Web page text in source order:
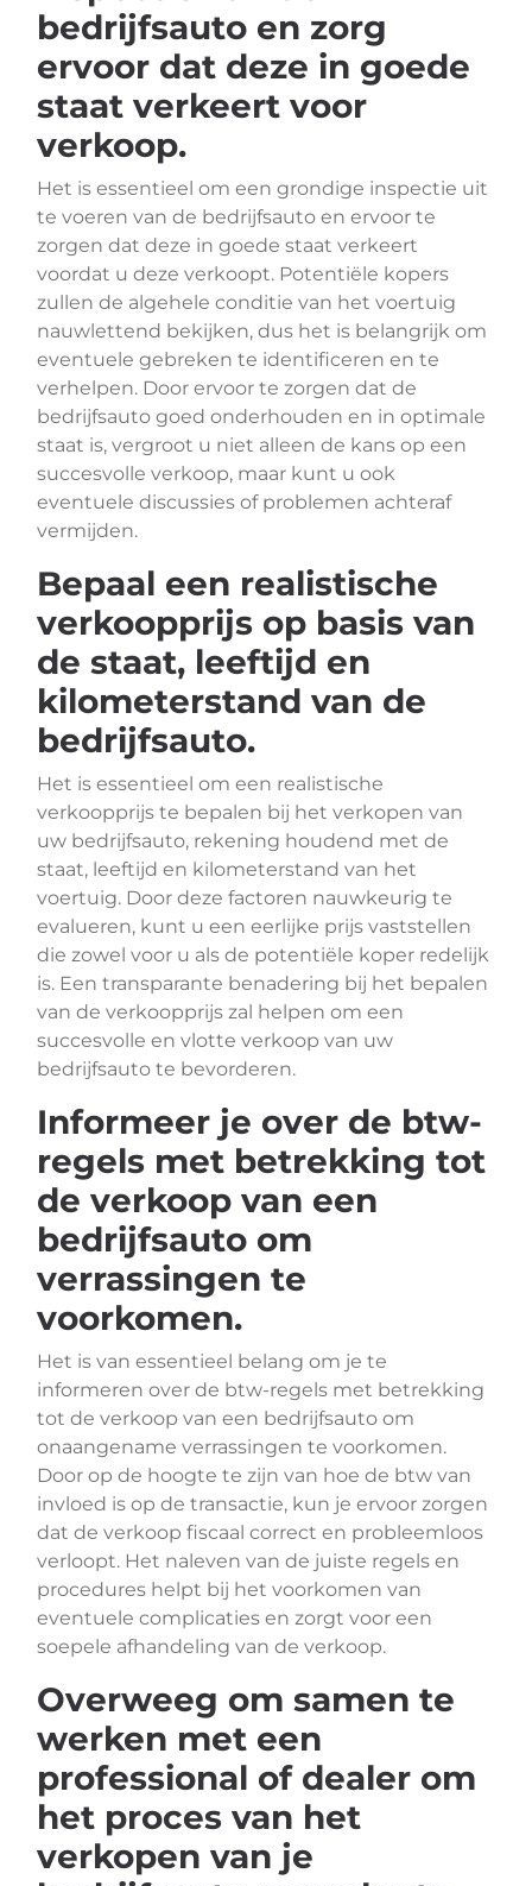
bedrijfsauto en zorg
ervoor dat deze in goede
staat verkeert voor
verkoop.
Het is essentieel om een grondige inspectie uit
te voeren van de bedrijfsauto en ervoor te
zorgen dat deze in goede staat verkeert
voordat u deze verkoopt. Potentiële kopers
zullen de algehele conditie van het voertuig
nauwlettend bekijken, dus het is belangrijk om
eventuele gebreken te identificeren en te
verhelpen. Door ervoor te zorgen dat de
bedrijfsauto goed onderhouden en in optimale
staat is, vergroot u niet alleen de kans op een
succesvolle verkoop, maar kunt u ook
eventuele discussies of problemen achteraf
vermijden.
Bepaal een realistische
verkoopprijs op basis van
de staat, leeftijd en
kilometerstand van de
bedrijfsauto.
Het is essentieel om een realistische
verkoopprijs te bepalen bij het verkopen van
uw bedrijfsauto, rekening houdend met de
staat, leeftijd en kilometerstand van het
voertuig. Door deze factoren nauwkeurig te
evalueren, kunt u een eerlijke prijs vaststellen
die zowel voor u als de potentiële koper redelijk
is. Een transparante benadering bij het bepalen
van de verkoopprijs zal helpen om een
succesvolle en vlotte verkoop van uw
bedrijfsauto te bevorderen.
Informeer je over de btw-
regels met betrekking tot
de verkoop van een
bedrijfsauto om
verrassingen te
voorkomen.
Het is van essentieel belang om je te
informeren over de btw-regels met betrekking
tot de verkoop van een bedrijfsauto om
onaangename verrassingen te voorkomen.
Door op de hoogte te zijn van hoe de btw van
invloed is op de transactie, kun je ervoor zorgen
dat de verkoop fiscaal correct en probleemloos
verloopt. Het naleven van de juiste regels en
procedures helpt bij het voorkomen van
eventuele complicaties en zorgt voor een
soepele afhandeling van de verkoop.
Overweeg om samen te
werken met een
professional of dealer om
het proces van het
verkopen van je